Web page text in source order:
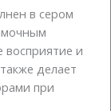
в сером
восприятие и
делает
при